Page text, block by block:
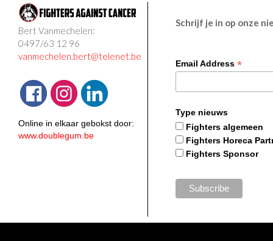
Bert Vanmechelen:
0497/63 12 96
vanmechelen.bert@telenet.be
Online in elkaar gebokst door:
www.doublegum.be
Schrijf je in op onze
Email Address *
Type nieuws
Fighters algemeen
Fighters Horeca
Fighters Sponsor